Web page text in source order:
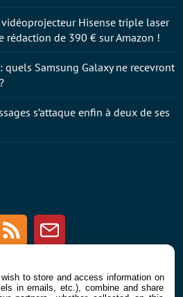
RSS Newsletter
À PROPOS
Hisense triple laser
rédaction de 390 € sur Amazon !
quels Samsung Galaxy ne recevront
s’attaque enfin à deux de ses
wish to store and access information on
in emails, etc.), combine and share